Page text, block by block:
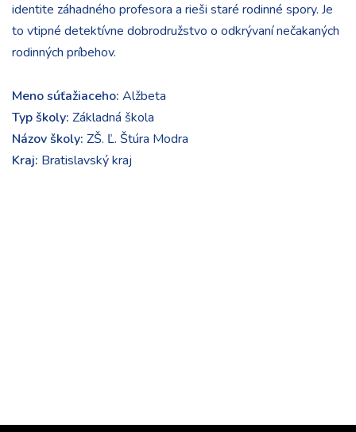
identite záhadného profesora a rieši staré rodinné spory. Je
to vtipné detektívne dobrodružstvo o odkrývaní nečakaných
rodinných príbehov.
Meno súťažiaceho: Alžbeta
Typ školy: Základná škola
Názov školy: ZŠ. Ľ. Štúra Modra
Kraj: Bratislavský kraj